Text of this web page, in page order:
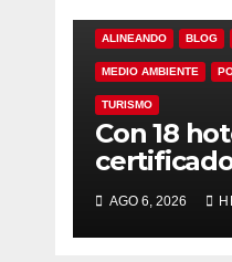
ALINEANDO BLOG
MEDIO AMBIENTE
TURISMO
Con 18
refugios
Gobierno
AGO 6, 2026